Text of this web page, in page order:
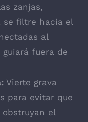
zanjas,
se filtre hacia el
al
fuera de
Vierte grava
para evitar que
el